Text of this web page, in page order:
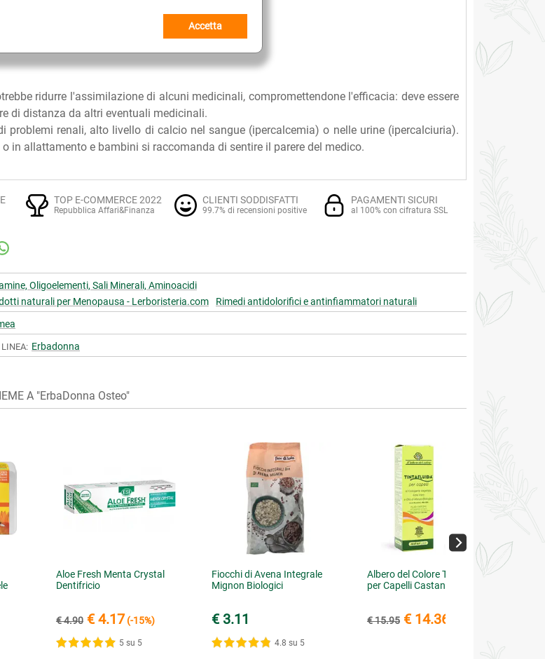
Accetta
2 compresse al giorno, una a pranzo e una a cena.
ridurre l'assimilazione di alcuni medicinali, compromettendone l'efficacia: deve essere
di distanza da altri eventuali medicinali.
problemi renali, alto livello di calcio nel sangue (ipercalcemia) o nelle urine (ipercalciuria).
in allattamento e bambini si raccomanda di sentire il parere del medico.
TOP E-COMMERCE 2022
Repubblica Affari&Finanza
CLIENTI SODDISFATTI
99.7% di recensioni positive
PAGAMENTI SICURI
al 100% con cifratura SSL
Oligoelementi, Sali Minerali, Aminoacidi
naturali per Menopausa - Lerboristeria.com
Rimedi antidolorifici e antinfiammatori naturali
Erbadonna
A "ErbaDonna Osteo"
Aloe Fresh Menta Crystal
Dentifricio
€ 4.90 € 4.17 (-15%)
5 su 5
Fiocchi di Avena Integrale
Mignon Biologici
€ 3.11
4.8 su 5
Albero del Colore Tinta Fluida
per Capelli Castano Medio 21
€ 15.95 € 14.36